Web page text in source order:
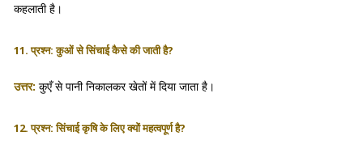
कहलाती है।
11. प्रश्न: कुओं से सिंचाई कैसे की जाती है?
उत्तर: कुएँ से पानी निकालकर खेतों में दिया जाता है।
12. प्रश्न: सिंचाई कृषि के लिए क्यों महत्वपूर्ण है?